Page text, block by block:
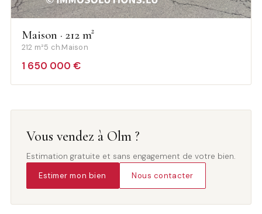
Maison · 212 m²
212 m²5 ch.Maison
1 650 000 €
Vous vendez à Olm ?
Estimation gratuite et sans engagement de votre bien.
Estimer mon bien Nous contacter